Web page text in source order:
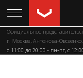
Официальное
г. Москва, Антонова-
c 11:00 до 20:00 - пн-пт, с